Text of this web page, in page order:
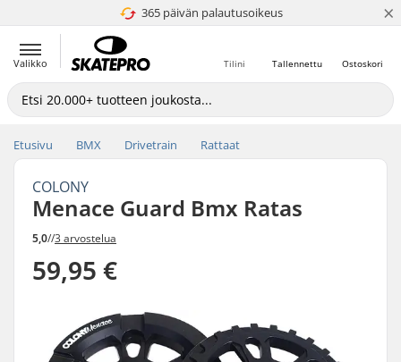
365 päivän palautusoikeus
4.8 / 5 ×
Valikko Ostoskori
Tallennettu
Tilini
Etusivu BMX Drivetrain Rattaat
COLONY
Menace Guard Bmx Ratas
5,0//3 arvostelua
59,95 €